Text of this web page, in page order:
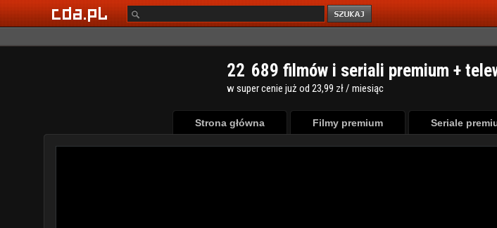
22 689 filmów i seriali premium +
w super cenie już od 23,99 zł / miesiąc
Strona główna Filmy premium Seriale